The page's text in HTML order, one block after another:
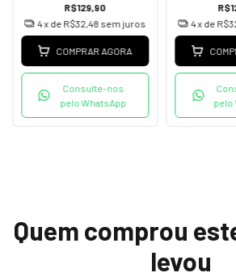
R$129,90
4x de R$32,48 sem juros
COMPRAR AGORA
Consulte-nos
pelo WhatsApp
4x de
pelo
Quem comprou
levou